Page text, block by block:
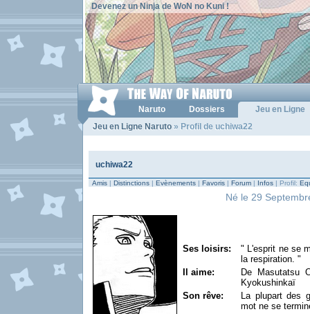
Devenez un Ninja de WoN no Kuni !
Naruto Dossiers
Jeu en Ligne
Jeu en Ligne Naruto » Profil de uchiwa22
uchiwa22
Amis | Distinctions | Evènements | Favoris | Forum | Infos | Profil:
Né le 29
Ses loisirs:
" L'esprit ne se
la respiration. "
Il aime:
De Masutatsu
Kyokushinkaï
Son rêve:
La plupart des
mot ne se